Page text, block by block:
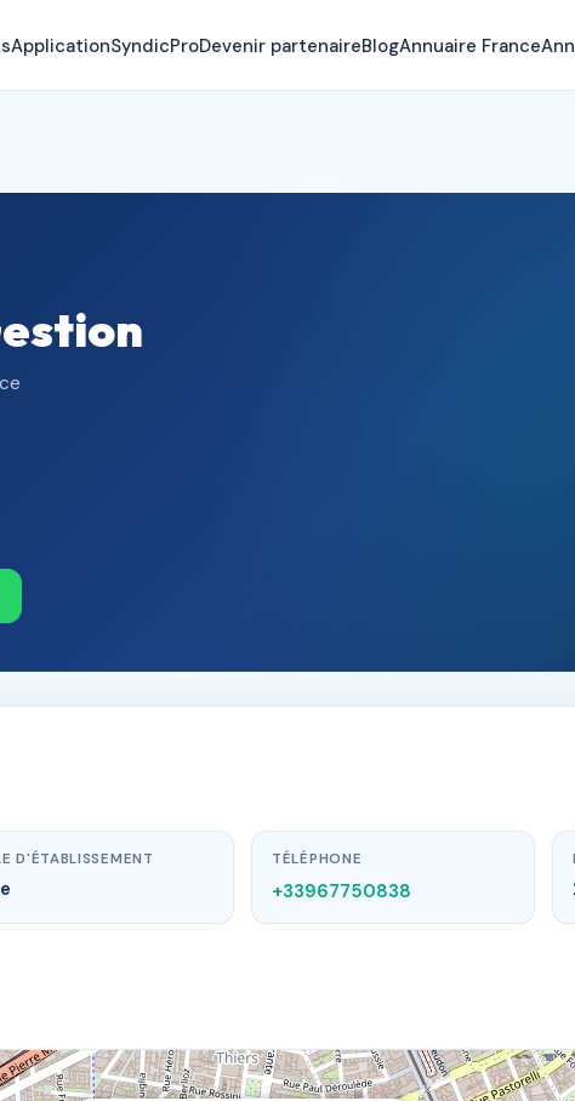
ApplicationSyndicProDevenir partenaireBlogAnnuaire France
D'ÉTABLISSEMENT TÉLÉPHONE
+33967750838